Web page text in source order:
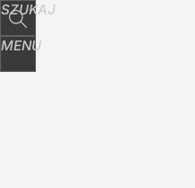
SZUKAJ
MENU